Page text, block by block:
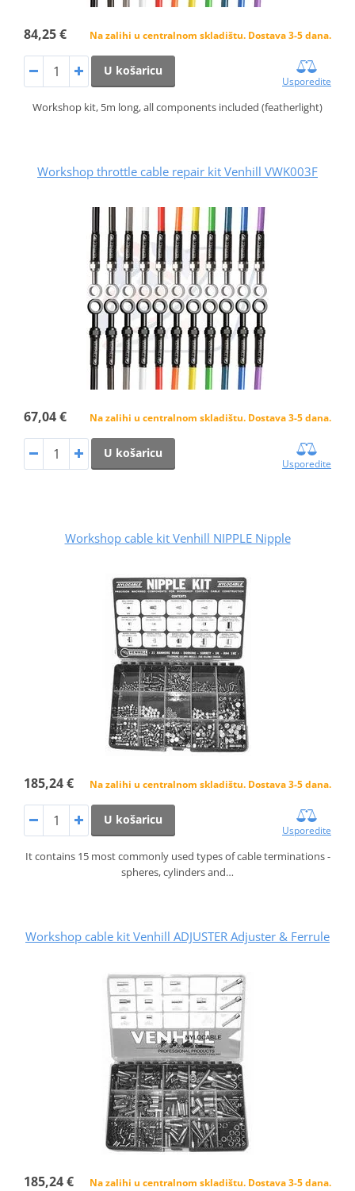
84,25 € Na zalihi u centralnom skladištu. Dostava 3-5 dana.
U košaricu
Usporedite
Workshop kit, 5m long, all components included (featherlight)
Workshop throttle cable repair kit Venhill VWK003F
67,04 € Na zalihi u centralnom skladištu. Dostava 3-5 dana.
U košaricu
Usporedite
Workshop cable kit Venhill NIPPLE Nipple
185,24 € Na zalihi u centralnom skladištu. Dostava 3-5 dana.
U košaricu
Usporedite
It contains 15 most commonly used types of cable terminations -
spheres, cylinders and…
Workshop cable kit Venhill ADJUSTER Adjuster & Ferrule
185,24 € Na zalihi u centralnom skladištu. Dostava 3-5 dana.